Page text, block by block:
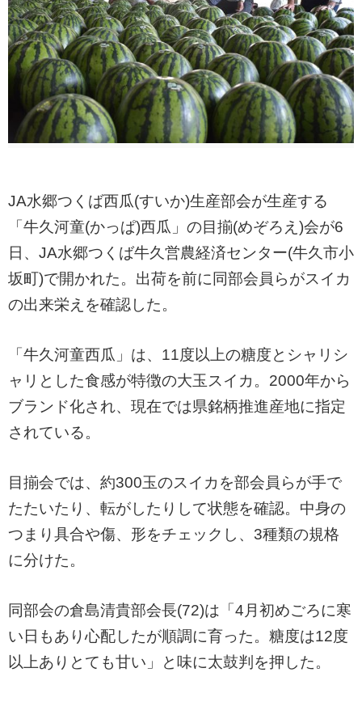
JA水郷つくば西瓜(すいか)生産部会が生産する
「牛久河童(かっぱ)西瓜」の目揃(めぞろえ)会が6
日、JA水郷つくば牛久営農経済センター(牛久市小
坂町)で開かれた。出荷を前に同部会員らがスイカ
の出来栄えを確認した。
「牛久河童西瓜」は、11度以上の糖度とシャリシ
ャリとした食感が特徴の大玉スイカ。2000年から
ブランド化され、現在では県銘柄推進産地に指定
されている。
目揃会では、約300玉のスイカを部会員らが手で
たたいたり、転がしたりして状態を確認。中身の
つまり具合や傷、形をチェックし、3種類の規格
に分けた。
同部会の倉島清貴部会長(72)は「4月初めごろに寒
い日もあり心配したが順調に育った。糖度は12度
以上ありとても甘い」と味に太鼓判を押した。